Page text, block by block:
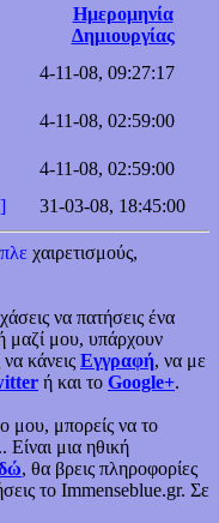
Ημερομηνία
Δημιουργίας
4-11-08, 09:27:17
4-11-08, 02:59:00
4-11-08, 02:59:00
31-03-08, 18:45:00
χαιρετισμούς,
να πατήσεις ένα
μαζί μου, υπάρχουν
κάνεις Εγγραφή, να με
ή και το Google+.
μου, μπορείς να το
μια ηθική
, θα βρεις πληροφορίες
το Immenseblue.gr. Σε